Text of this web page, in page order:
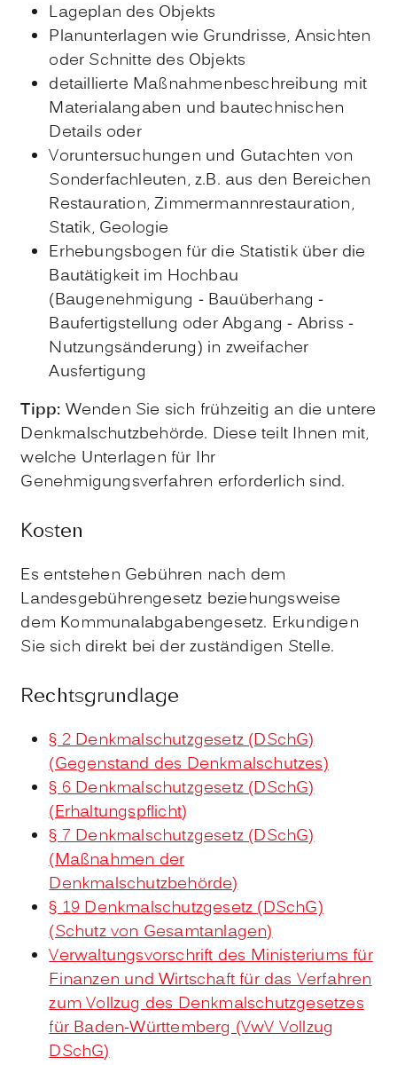
Lageplan des Objekts
Planunterlagen wie Grundrisse, Ansichten
oder Schnitte des Objekts
detaillierte Maßnahmenbeschreibung mit
Materialangaben und bautechnischen
Details oder
Voruntersuchungen und Gutachten von
Sonderfachleuten, z.B. aus den Bereichen
Restauration, Zimmermannrestauration,
Statik, Geologie
Erhebungsbogen für die Statistik über die
Bautätigkeit im Hochbau
(Baugenehmigung - Bauüberhang -
Baufertigstellung oder Abgang - Abriss -
Nutzungsänderung) in zweifacher
Ausfertigung
Tipp: Wenden Sie sich frühzeitig an die untere
Denkmalschutzbehörde. Diese teilt Ihnen mit,
welche Unterlagen für Ihr
Genehmigungsverfahren erforderlich sind.
Kosten
Es entstehen Gebühren nach dem
Landesgebührengesetz beziehungsweise
dem Kommunalabgabengesetz. Erkundigen
Sie sich direkt bei der zuständigen Stelle.
Rechtsgrundlage
§ 2 Denkmalschutzgesetz (DSchG)
(Gegenstand des Denkmalschutzes)
§ 6 Denkmalschutzgesetz (DSchG)
(Erhaltungspflicht)
§ 7 Denkmalschutzgesetz (DSchG)
(Maßnahmen der
Denkmalschutzbehörde)
§ 19 Denkmalschutzgesetz (DSchG)
(Schutz von Gesamtanlagen)
Verwaltungsvorschrift des Ministeriums für
Finanzen und Wirtschaft für das Verfahren
zum Vollzug des Denkmalschutzgesetzes
für Baden-Württemberg (VwV Vollzug
DSchG)